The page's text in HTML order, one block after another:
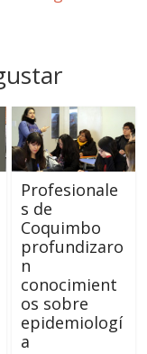
Profesionale
s de
Coquimbo
profundizaro
n
conocimient
os sobre
epidemiologí
a